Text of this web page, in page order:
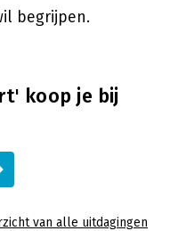
begrijpen.
koop je bij
van alle uitdagingen